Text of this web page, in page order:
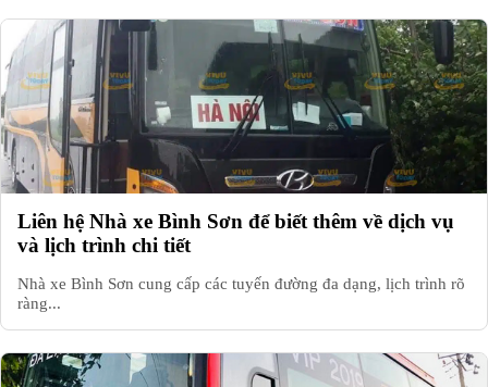
Liên hệ Nhà xe Bình Sơn để biết thêm về dịch vụ
và lịch trình chi tiết
Nhà xe Bình Sơn cung cấp các tuyến đường đa dạng, lịch trình rõ
ràng...